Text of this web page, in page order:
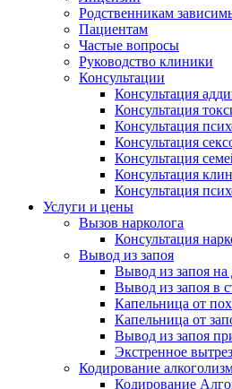
Родственникам
Пациентам
Частые вопросы
Руководство клиники
Консультации
Консультация
Консультация
Консультация
Консультация
Консультация
Консультация
Консультация
Услуги и цены
Вызов нарколога
Консультация
Вывод из запоя
Вывод из запоя на
Вывод из запоя в
Капельница от
Капельница от
Вывод из запоя
Экстренное
Кодирование
Кодирование